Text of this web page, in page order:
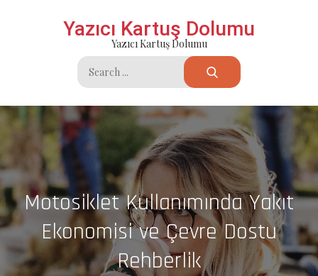
Yazıcı Kartuş Dolumu
Yazıcı Kartuş Dolumu
Search
for:
Motosiklet Kullanımında Yakıt
Ekonomisi ve Çevre Dostu
Rehberlik